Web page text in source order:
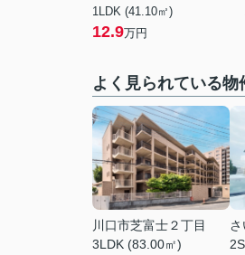
1LDK (41.10㎡)
12.9万円
よく見られている物
川口市芝富士２丁目
3LDK (83.00㎡)